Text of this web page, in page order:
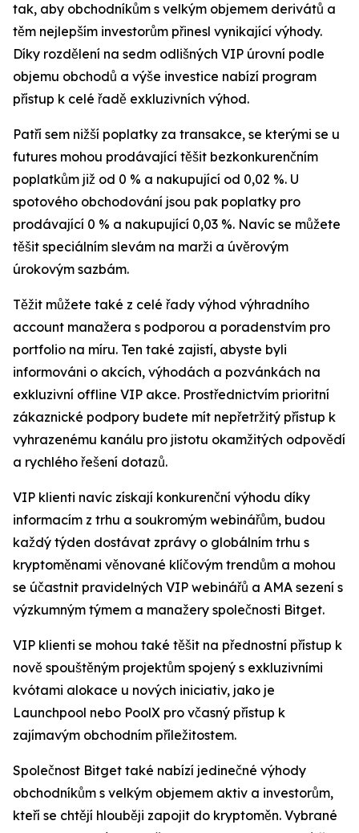
tak, aby obchodníkům s velkým objemem derivátů a
těm nejlepším investorům přinesl vynikající výhody.
Díky rozdělení na sedm odlišných VIP úrovní podle
objemu obchodů a výše investice nabízí program
přístup k celé řadě exkluzivních výhod.
Patří sem nižší poplatky za transakce, se kterými se u
futures mohou prodávající těšit bezkonkurenčním
poplatkům již od 0 % a nakupující od 0,02 %. U
spotového obchodování jsou pak poplatky pro
prodávající 0 % a nakupující 0,03 %. Navíc se můžete
těšit speciálním slevám na marži a úvěrovým
úrokovým sazbám.
Těžit můžete také z celé řady výhod výhradního
account manažera s podporou a poradenstvím pro
portfolio na míru. Ten také zajistí, abyste byli
informováni o akcích, výhodách a pozvánkách na
exkluzivní offline VIP akce. Prostřednictvím prioritní
zákaznické podpory budete mít nepřetržitý přístup k
vyhrazenému kanálu pro jistotu okamžitých odpovědí
a rychlého řešení dotazů.
VIP klienti navíc získají konkurenční výhodu díky
informacím z trhu a soukromým webinářům, budou
každý týden dostávat zprávy o globálním trhu s
kryptoměnami věnované klíčovým trendům a mohou
se účastnit pravidelných VIP webinářů a AMA sezení s
výzkumným týmem a manažery společnosti Bitget.
VIP klienti se mohou také těšit na přednostní přístup k
nově spouštěným projektům spojený s exkluzivními
kvótami alokace u nových iniciativ, jako je
Launchpool nebo PoolX pro včasný přístup k
zajímavým obchodním příležitostem.
Společnost Bitget také nabízí jedinečné výhody
obchodníkům s velkým objemem aktiv a investorům,
kteří se chtějí hlouběji zapojit do kryptoměn. Vybrané